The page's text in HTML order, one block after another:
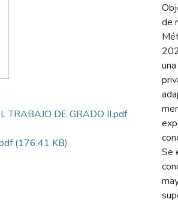
TRABAJO DE GRADO II.pdf
(176.41 KB)
de
Se